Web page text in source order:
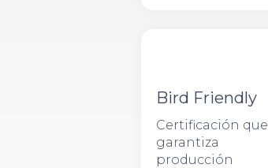
Bird Friendly
Certificación que
garantiza
producción